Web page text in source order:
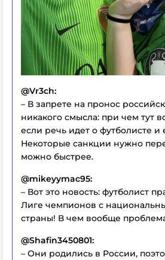
@Vr3ch:
– В запрете на пронос
никакого смысла: при чем тут
если речь идет о футболисте и
Некоторые санкции нужно
можно быстрее.
@mikeyymac95:
– Вот это новость: футболист
Лиге чемпионов с
страны! В чем вообще
@Shafin3450801:
– Они родились в России,